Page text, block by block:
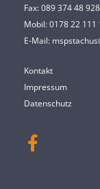
Fax: 089 374 48 928
Mobil:0178 22 111
E-Mail:
Kontakt
Impressum
Datenschutz